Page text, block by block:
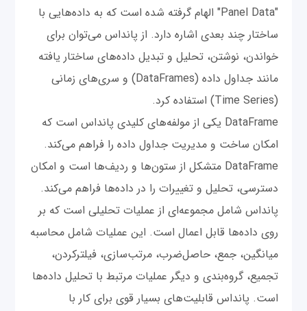
"Panel Data" الهام گرفته شده است که به داده‌هایی با
ساختار چند بعدی اشاره دارد. از پانداس می‌توان برای
خواندن، نوشتن، تحلیل و تبدیل داده‌های ساختار یافته
مانند جداول داده (DataFrames) و سری‌های زمانی
(Time Series) استفاده کرد.
DataFrame یکی از مولفه‌های کلیدی پانداس است که
امکان ساخت و مدیریت جداول داده را فراهم می‌کند.
DataFrame متشکل از ستون‌ها و ردیف‌ها است و امکان
دسترسی، تحلیل و تغییرات را در داده‌ها فراهم می‌کند.
پانداس شامل مجموعه‌ای از عملیات تحلیلی است که بر
روی داده‌ها قابل اعمال است. این عملیات شامل محاسبه
میانگین، جمع، حاصل‌ضرب، مرتب‌سازی، فیلترکردن،
تجمیع، گروه‌بندی و دیگر عملیات مرتبط با تحلیل داده‌ها
است. پانداس قابلیت‌های بسیار قوی برای کار با